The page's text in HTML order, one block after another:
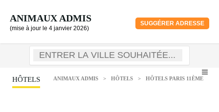
ANIMAUX ADMIS
(mise à jour le 4 janvier 2026)
SUGGÉRER ADRESSE
HÔTELS ANIMAUX ADMIS > HÔTELS > HÔTELS PARIS 11ÈME